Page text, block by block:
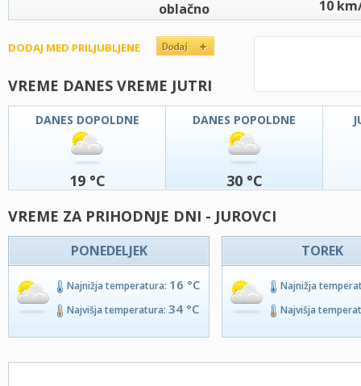
oblačno
10
DODAJ MED PRILJUBLJENE
VREME DANES VREME JUTRI
DANES DOPOLDNE
19 °C
DANES POPOLDNE
30 °C
VREME ZA PRIHODNJE DNI - JUROVCI
PONEDELJEK
Najnižja temperatura: 16 °C
Najvišja temperatura: 34 °C
TOREK
Najnižja
Najvišja